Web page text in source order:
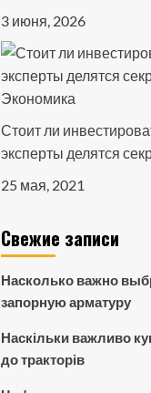
3 июня, 2026
Экономика
Стоит ли
эксперты делятся
25 мая, 2021
Свежие записи
Насколько важно
запорную арматуру
Наскільки важливо
до тракторів